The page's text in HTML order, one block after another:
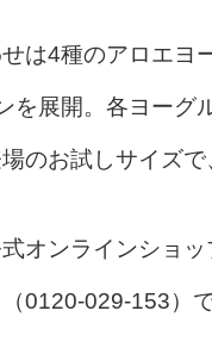
は4種のアロエヨ
を展開。各ヨーグ
のお試しサイズ
オンラインショ
0120-029-153）で